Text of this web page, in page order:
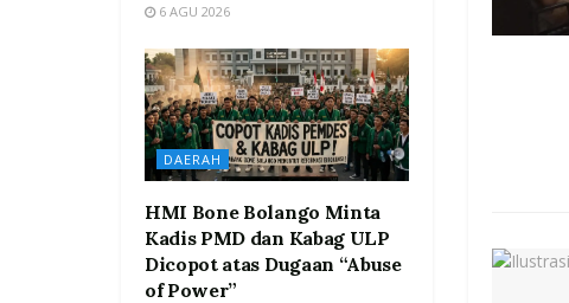
6 AGU 2026
DAERAH
HMI Bone Bolango Minta
Kadis PMD dan Kabag ULP
Dicopot atas Dugaan “Abuse
of Power”